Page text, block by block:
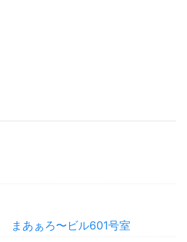
まあぁろ〜ビル601号室